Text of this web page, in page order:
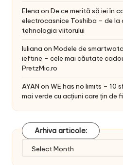
Elena on De ce merită să iei în
electrocasnice Toshiba – de la
tehnologia viitorului
Iuliana on Modele de
ieftine – cele mai căutate
PretzMic.ro
AYAN on WE has no limits – 10
mai verde cu acțiuni care țin de
Arhiva articole: